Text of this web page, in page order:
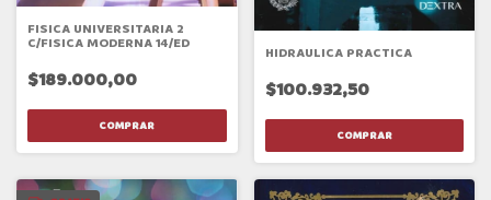
FISICA UNIVERSITARIA 2
C/FISICA MODERNA 14/ED
$189.000,00
HIDRAULICA PRACTICA
$100.932,50